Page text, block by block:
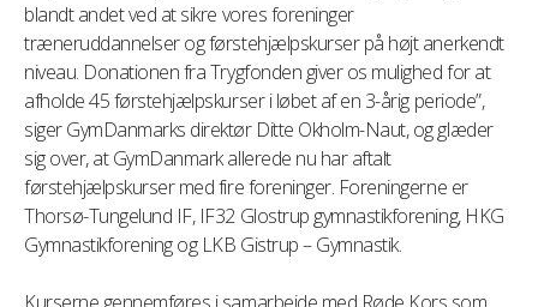
blandt andet ved at sikre vores foreninger
træneruddannelser og førstehjælpskurser på højt anerkendt
niveau. Donationen fra Trygfonden giver os mulighed for at
afholde 45 førstehjælpskurser i løbet af en 3-årig periode”,
siger GymDanmarks direktør Ditte Okholm-Naut, og glæder
sig over, at GymDanmark allerede nu har aftalt
førstehjælpskurser med fire foreninger. Foreningerne er
Thorsø-Tungelund IF, IF32 Glostrup gymnastikforening, HKG
Gymnastikforening og LKB Gistrup – Gymnastik.